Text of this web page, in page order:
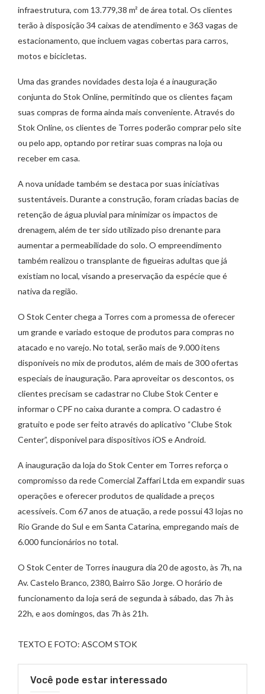
infraestrutura, com 13.779,38 m² de área total. Os clientes
terão à disposição 34 caixas de atendimento e 363 vagas de
estacionamento, que incluem vagas cobertas para carros,
motos e bicicletas.
Uma das grandes novidades desta loja é a inauguração
conjunta do Stok Online, permitindo que os clientes façam
suas compras de forma ainda mais conveniente. Através do
Stok Online, os clientes de Torres poderão comprar pelo site
ou pelo app, optando por retirar suas compras na loja ou
receber em casa.
A nova unidade também se destaca por suas iniciativas
sustentáveis. Durante a construção, foram criadas bacias de
retenção de água pluvial para minimizar os impactos de
drenagem, além de ter sido utilizado piso drenante para
aumentar a permeabilidade do solo. O empreendimento
também realizou o transplante de figueiras adultas que já
existiam no local, visando a preservação da espécie que é
nativa da região.
O Stok Center chega a Torres com a promessa de oferecer
um grande e variado estoque de produtos para compras no
atacado e no varejo. No total, serão mais de 9.000 itens
disponíveis no mix de produtos, além de mais de 300 ofertas
especiais de inauguração. Para aproveitar os descontos, os
clientes precisam se cadastrar no Clube Stok Center e
informar o CPF no caixa durante a compra. O cadastro é
gratuito e pode ser feito através do aplicativo “Clube Stok
Center”, disponível para dispositivos iOS e Android.
A inauguração da loja do Stok Center em Torres reforça o
compromisso da rede Comercial Zaffari Ltda em expandir suas
operações e oferecer produtos de qualidade a preços
acessíveis. Com 67 anos de atuação, a rede possui 43 lojas no
Rio Grande do Sul e em Santa Catarina, empregando mais de
6.000 funcionários no total.
O Stok Center de Torres inaugura dia 20 de agosto, às 7h, na
Av. Castelo Branco, 2380, Bairro São Jorge. O horário de
funcionamento da loja será de segunda à sábado, das 7h às
22h, e aos domingos, das 7h às 21h.
TEXTO E FOTO: ASCOM STOK
Você pode estar interessado